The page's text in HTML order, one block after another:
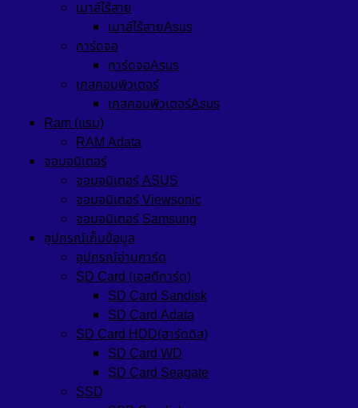
เมาส์ไร้สาย
เมาส์ไร้สายAsus
การ์ดจอ
การ์ดจอAsus
เคสคอมพิวเตอร์
เคสคอมพิวเตอร์Asus
Ram (แรม)
RAM Adata
จอมอนิเตอร์
จอมอนิเตอร์ ASUS
จอมอนิเตอร์ Viewsonic
จอมอนิเตอร์ Samsung
อุปกรณ์เก็บข้อมูล
อุปกรณ์อ่านการ์ด
SD Card (เอสดีการ์ด)
SD Card Sandisk
SD Card Adata
SD Card HDD(ฮาร์ดดิส)
SD Card WD
SD Card Seagate
SSD